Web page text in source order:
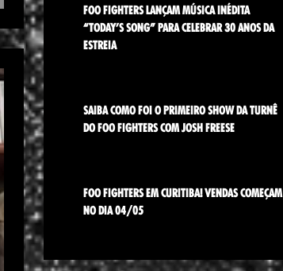
FOO FIGHTERS LANÇAM MÚSICA INÉDITA
“TODAY’S SONG” PARA CELEBRAR 30 ANOS DA
ESTREIA
SAIBA COMO FOI O PRIMEIRO SHOW DA TURNÊ
DO FOO FIGHTERS COM JOSH FREESE
FOO FIGHTERS EM CURITIBA! VENDAS COMEÇAM
NO DIA 04/05